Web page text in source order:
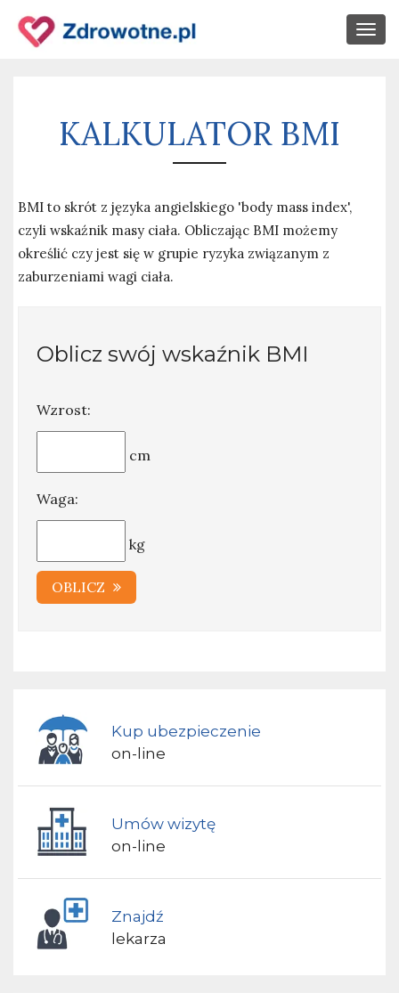
KALKULATOR BMI
BMI to skrót z języka angielskiego 'body mass index',
czyli wskaźnik masy ciała. Obliczając BMI możemy
określić czy jest się w grupie ryzyka związanym z
zaburzeniami wagi ciała.
Oblicz swój wskaźnik BMI
Wzrost:
cm
Waga:
kg
OBLICZ
Kup ubezpieczenie
on-line
Umów wizytę
on-line
Znajdź
lekarza